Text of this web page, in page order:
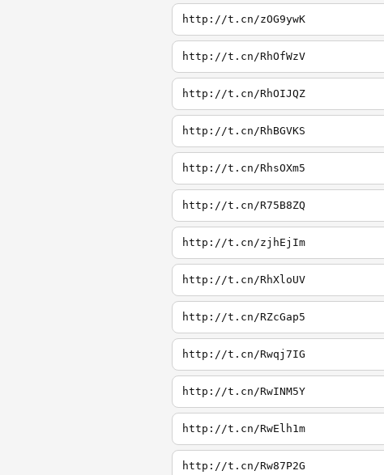
http://t.cn/zOG9ywK
http://t.cn/RhOfWzV
http://t.cn/RhOIJQZ
http://t.cn/RhBGVKS
http://t.cn/RhsOXm5
http://t.cn/R75B8ZQ
http://t.cn/zjhEjIm
http://t.cn/RhXloUV
http://t.cn/RZcGap5
http://t.cn/Rwqj7IG
http://t.cn/RwINM5Y
http://t.cn/RwElh1m
http://t.cn/Rw87P2G